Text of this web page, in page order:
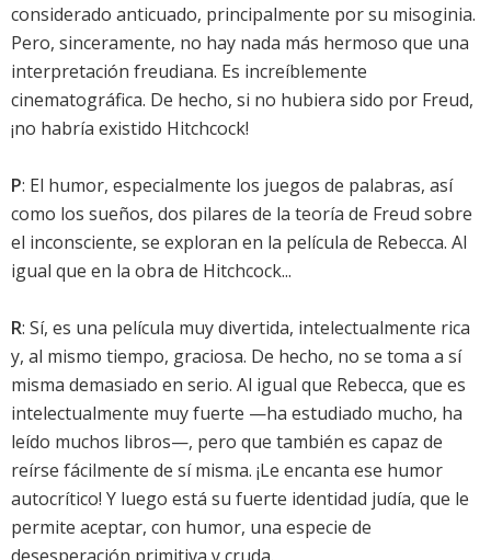
considerado anticuado, principalmente por su misoginia.
Pero, sinceramente, no hay nada más hermoso que una
interpretación freudiana. Es increíblemente
cinematográfica. De hecho, si no hubiera sido por Freud,
¡no habría existido Hitchcock!
P: El humor, especialmente los juegos de palabras, así
como los sueños, dos pilares de la teoría de Freud sobre
el inconsciente, se exploran en la película de Rebecca. Al
igual que en la obra de Hitchcock...
R: Sí, es una película muy divertida, intelectualmente rica
y, al mismo tiempo, graciosa. De hecho, no se toma a sí
misma demasiado en serio. Al igual que Rebecca, que es
intelectualmente muy fuerte —ha estudiado mucho, ha
leído muchos libros—, pero que también es capaz de
reírse fácilmente de sí misma. ¡Le encanta ese humor
autocrítico! Y luego está su fuerte identidad judía, que le
permite aceptar, con humor, una especie de